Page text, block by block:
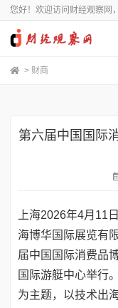
您好！欢迎访问财经观察网
> 财商
第六届中国国际
上海2026年4月11日
海博华国际展览有
届中国国际消费品
国际游艇中心举行
为主题，以技术出